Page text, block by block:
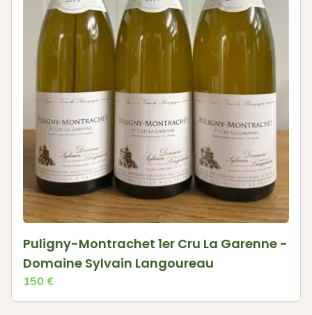
Puligny-Montrachet 1er Cru La Garenne -
Domaine Sylvain Langoureau
150 €